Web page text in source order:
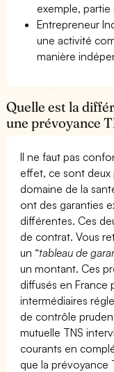
exemple,
Entrepreneur
une activité
manière
Quelle est la
une prévoyance
Il ne faut pas
effet, ce sont deux
domaine de la
ont des garanties
différentes. Ces
de contrat. Vous
un “tableau de
un montant. Ces
diffusés en France
intermédiaires
de contrôle
mutuelle TNS
courants en
que la prévoyance